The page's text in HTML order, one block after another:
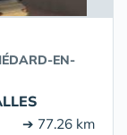
EN-
➔ 77.26 km